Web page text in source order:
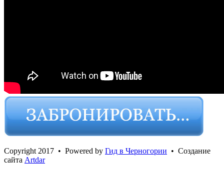
Сopyright 2017 • Powered by Гид в Черногории • Создание
сайта Artdar